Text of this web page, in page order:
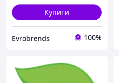
Купити
Evrobrends 100%